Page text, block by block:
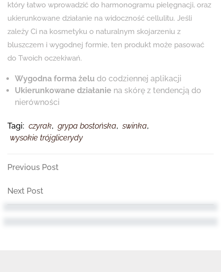
który łatwo wprowadzić do harmonogramu pielęgnacji, oraz
ukierunkowane działanie na widoczność cellulitu. Jeśli
zależy Ci na kosmetyku o naturalnym skojarzeniu z
bluszczem i wygodnej formie, ten produkt może pasować
do Twoich oczekiwań.
Wygodna forma żelu do codziennej aplikacji
Ukierunkowane działanie na skórę z tendencją do
nierówności
Tagi: czyrak, grypa bostońska, swinka,
wysokie trójglicerydy
Nawigacja
wpisu
Previous
Previous Post
Next
Post
Next Post